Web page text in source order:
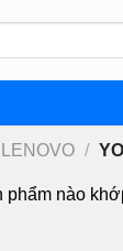
LENOVO /
phẩm nào